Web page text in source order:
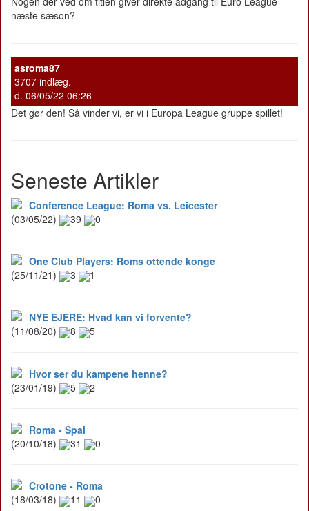
næste sæson?
asroma87
3707 indlæg.
d. 06/05/22 06:26
Det gør den! Så vinder vi, er vi i Europa League gruppe spillet!
Seneste Artikler
Conference League: Roma vs. Leicester
(03/05/22)
39 0
One Club Players: Roms ottende konge
(25/11/21)
3 1
NYE EJERE: Hvad kan vi forvente?
(11/08/20)
8 5
Hvor ser du kampene henne?
(23/01/19)
5 2
Roma - Spal
(20/10/18)
31 0
Crotone - Roma
(18/03/18)
11 0